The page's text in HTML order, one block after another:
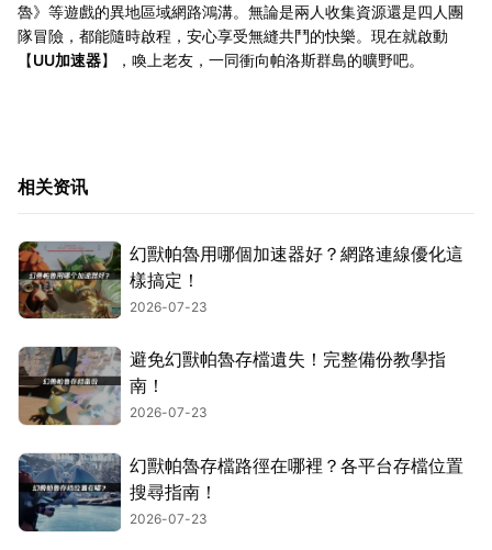
魯》等遊戲的異地區域網路鴻溝。無論是兩人收集資源還是四人團
隊冒險，都能隨時啟程，安心享受無縫共鬥的快樂。現在就啟動
【UU加速器】，喚上老友，一同衝向帕洛斯群島的曠野吧。
相关资讯
幻獸帕魯用哪個加速器好？網路連線優化這
樣搞定！
2026-07-23
避免幻獸帕魯存檔遺失！完整備份教學指
南！
2026-07-23
幻獸帕魯存檔路徑在哪裡？各平台存檔位置
搜尋指南！
2026-07-23